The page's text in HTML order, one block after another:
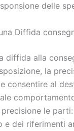
delle
Diffida
diffida alla
la
consentire al
le
e dei riferimenti